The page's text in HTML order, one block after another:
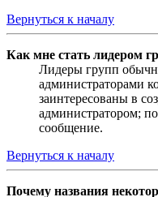
Вернуться к началу
Как мне стать лидером
Лидеры групп
администраторами
заинтересованы в
администратором;
сообщение.
Вернуться к началу
Почему названия